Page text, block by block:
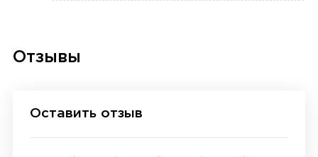
Отзывы
Оставить отзыв